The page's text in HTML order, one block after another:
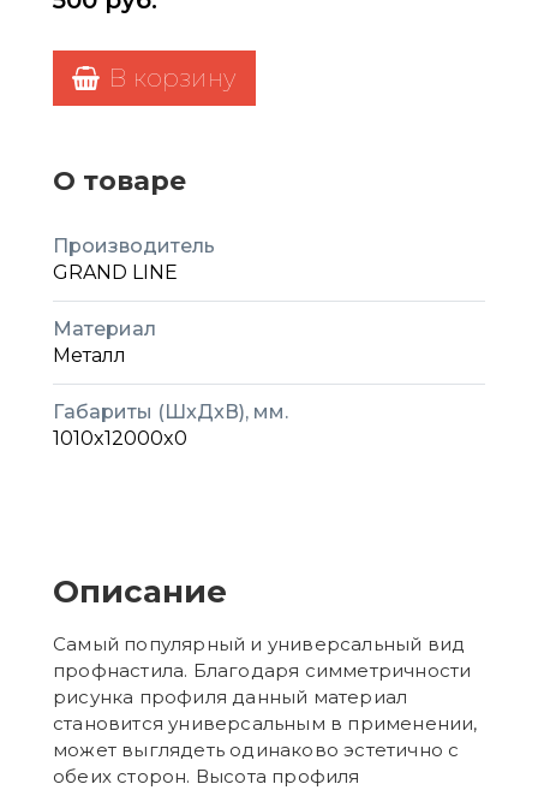
В корзину
О товаре
Производитель
GRAND LINE
Материал
Металл
Габариты (ШxДxВ), мм.
1010x12000x0
Описание
Самый популярный и универсальный вид
профнастила. Благодаря симметричности
рисунка профиля данный материал
становится универсальным в применении,
может выглядеть одинаково эстетично с
обеих сторон. Высота профиля